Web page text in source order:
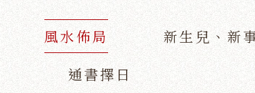
風水佈局 新生兒、新
通書擇日